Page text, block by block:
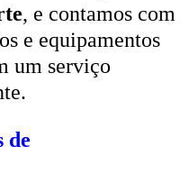
, e contamos com
e equipamentos
um serviço
de